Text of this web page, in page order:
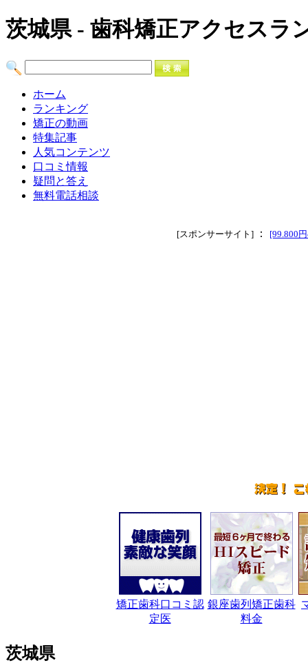
茨城県 - 歯科矯正アクセスラ
ホーム
ランキング
矯正の動画
特集記事
人気コンテンツ
口コミ情報
疑問と答え
無料電話相談
[スポンサーサイト] ： [99.800
矯正歯科口コミ認
定医
銀座歯列矯正歯科
料金
茨城県